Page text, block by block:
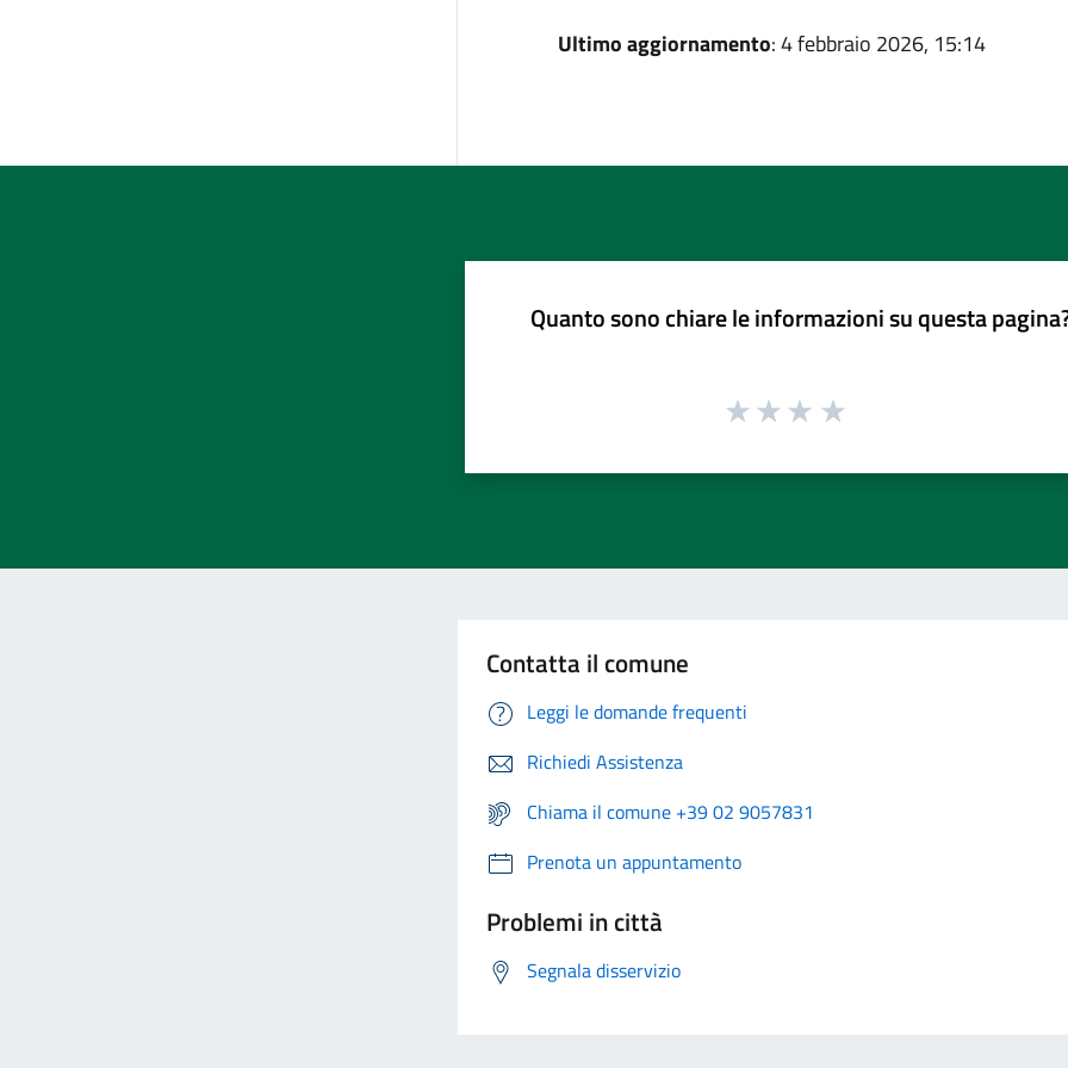
Ultimo aggiornamento: 4 febbraio 2026, 15:14
Quanto sono chiare le informazioni su questa
Contatta il comune
Leggi le domande frequenti
Richiedi Assistenza
Chiama il comune +39 02 9057831
Prenota un appuntamento
Problemi in città
Segnala disservizio